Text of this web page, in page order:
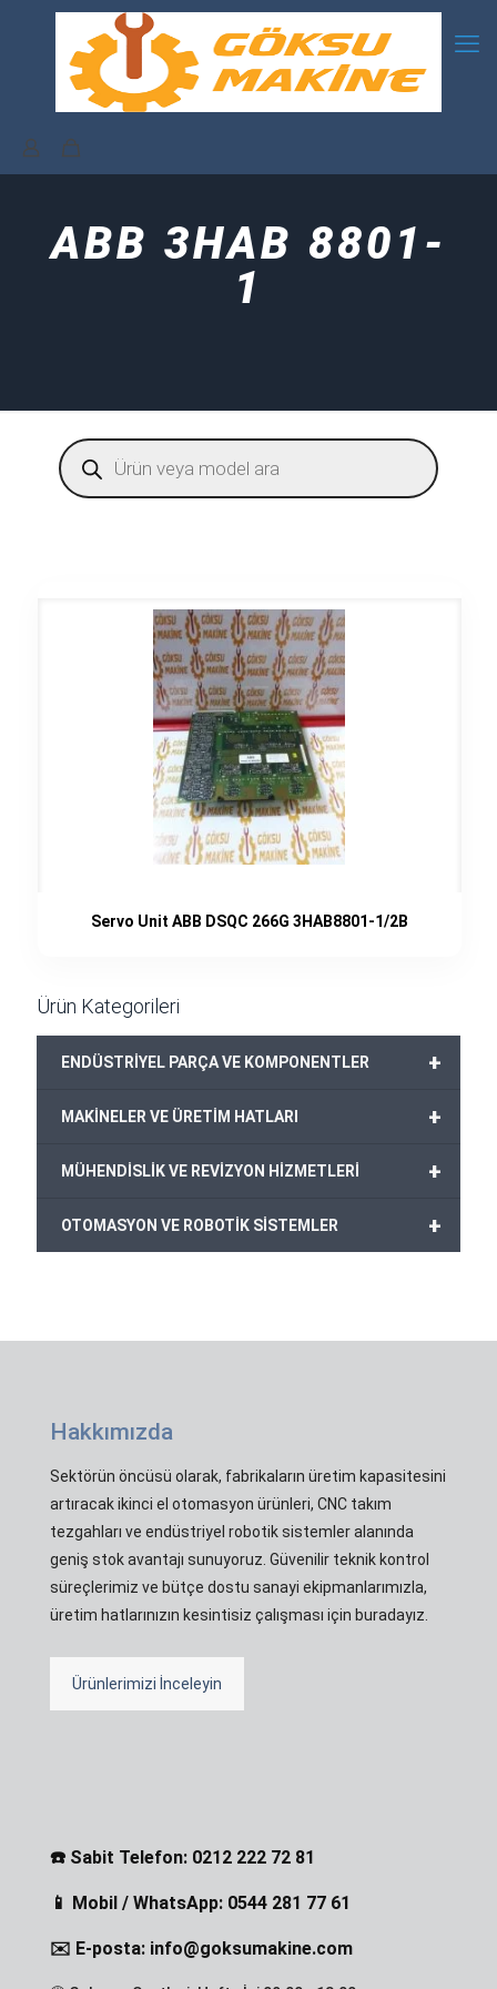
ABB 3HAB 8801-
1
Products
search
Servo Unit ABB DSQC 266G 3HAB8801-1/2B
Ürün Kategorileri
+
ENDÜSTRİYEL PARÇA VE KOMPONENTLER
+
MAKİNELER VE ÜRETİM HATLARI
+
MÜHENDİSLİK VE REVİZYON HİZMETLERİ
+
OTOMASYON VE ROBOTİK SİSTEMLER
Hakkımızda
Sektörün öncüsü olarak, fabrikaların üretim kapasitesini
artıracak ikinci el otomasyon ürünleri, CNC takım
tezgahları ve endüstriyel robotik sistemler alanında
geniş stok avantajı sunuyoruz. Güvenilir teknik kontrol
süreçlerimiz ve bütçe dostu sanayi ekipmanlarımızla,
üretim hatlarınızın kesintisiz çalışması için buradayız.
Ürünlerimizi İnceleyin
☎️ Sabit Telefon: 0212 222 72 81
📱 Mobil / WhatsApp: 0544 281 77 61
✉️ E-posta: info@goksumakine.com